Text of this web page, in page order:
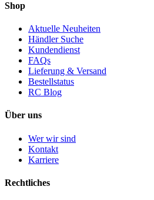
Shop
Aktuelle Neuheiten
Händler Suche
Kundendienst
FAQs
Lieferung & Versand
Bestellstatus
RC Blog
Über uns
Wer wir sind
Kontakt
Karriere
Rechtliches